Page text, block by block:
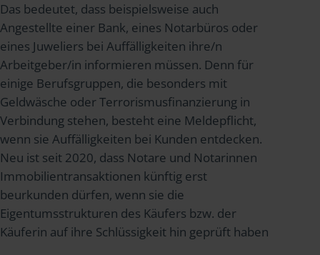
Das bedeutet, dass beispielsweise auch
Angestellte einer Bank, eines Notarbüros oder
eines Juweliers bei Auffälligkeiten ihre/n
Arbeitgeber/in informieren müssen. Denn für
einige Berufsgruppen, die besonders mit
Geldwäsche oder Terrorismusfinanzierung in
Verbindung stehen, besteht eine Meldepflicht,
wenn sie Auffälligkeiten bei Kunden entdecken.
Neu ist seit 2020, dass Notare und Notarinnen
Immobilientransaktionen künftig erst
beurkunden dürfen, wenn sie die
Eigentumsstrukturen des Käufers bzw. der
Käuferin auf ihre Schlüssigkeit hin geprüft haben